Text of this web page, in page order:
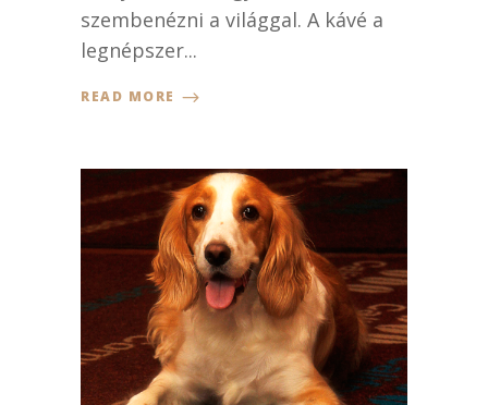
szembenézni a világgal. A kávé a
legnépszer...
READ MORE